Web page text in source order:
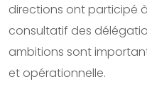
directions ont participé
consultatif des
ambitions sont
et opérationnelle.